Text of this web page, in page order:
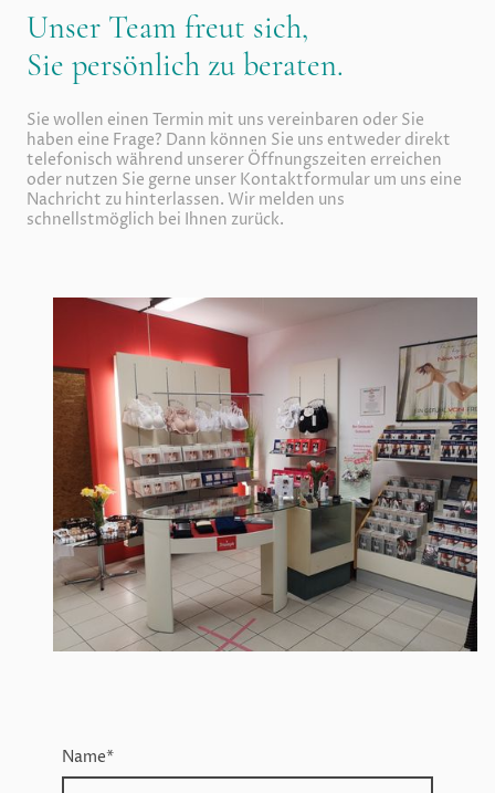
Unser Team freut sich,
Sie persönlich zu beraten.
Sie wollen einen Termin mit uns vereinbaren oder Sie
haben eine Frage? Dann können Sie uns entweder direkt
telefonisch während unserer Öffnungszeiten erreichen
oder nutzen Sie gerne unser Kontaktformular um uns eine
Nachricht zu hinterlassen. Wir melden uns
schnellstmöglich bei Ihnen zurück.
Name*